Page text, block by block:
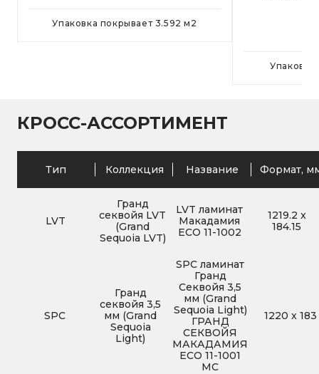
Упаковка покрывает 3.592 м 2
КРОСС-АССОРТИМЕНТ
Тип Коллекция Название Формат,
LVT
Гранд
секвойя LVT
(Grand
Sequoia LVT)
LVT ламинат
Макадамия
ECO 11-1002
1219.2 x
184.15
SPC
Гранд
секвойя 3,5
мм (Grand
Sequoia
Light)
SPC ламинат
Гранд
Секвойя 3,5
мм (Grand
Sequoia Light)
ГРАНД
СЕКВОЙЯ
МАКАДАМИЯ
ЕСО 11-1001
MC
1220 x 183